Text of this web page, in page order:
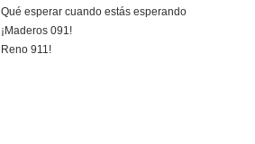
Qué esperar cuando estás esperando
¡Maderos 091!
Reno 911!